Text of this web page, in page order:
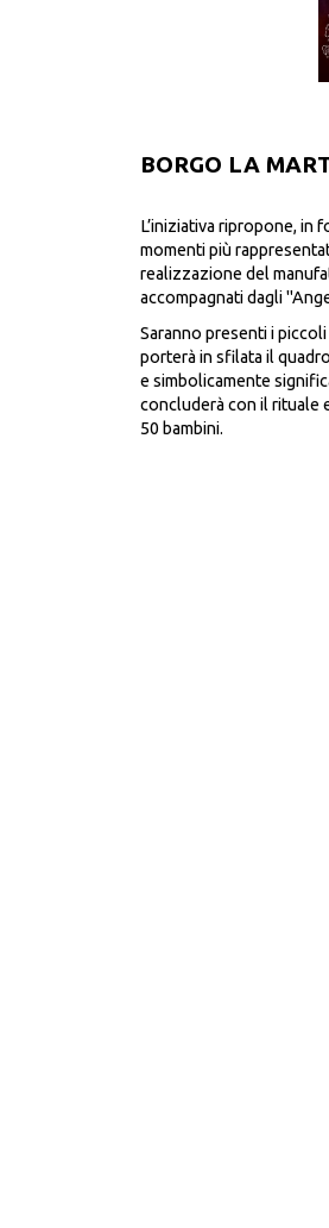
BORGO LA
L’iniziativa ripropone, in
momenti più
realizzazione del
accompagnati dagli
Saranno presenti i
porterà in sfilata il
e simbolicamente
concluderà con il rituale
50 bambini.